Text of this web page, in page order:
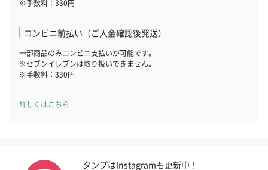
※手数料：330円
コンビニ前払い（ご入金確認後発送）
一部商品のみコンビニ支払いが可能です。
※セブンイレブンは取り扱いできません。
※手数料：330円
詳しくはこちら
タンプはInstagramも更新中！